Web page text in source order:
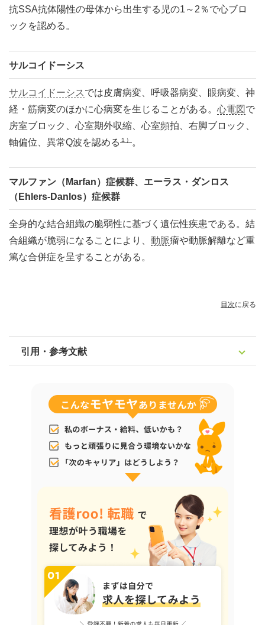
抗SSA抗体陽性の母体から出生する児の1～2％で心ブロ
ックを認める。
サルコイドーシス
サルコイドーシス では皮膚病変、呼吸器病変、眼病変、神
経・筋病変のほかに心病変を生じることがある。 心電図 で
房室ブロック、心室期外収縮、心室頻拍、右脚ブロック、
軸偏位、異常Q波を認める １） 。
マルファン（Marfan）症候群、エーラス・ダンロス
（Ehlers-Danlos）症候群
全身的な結合組織の脆弱性に基づく遺伝性疾患である。結
合組織が脆弱になることにより、 動脈瘤や動脈解離など重
篤な合併症を呈することがある。
目次に戻る
引用・参考文献